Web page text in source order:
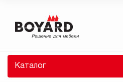
Каталог
Восстановление пароля
высланы вам по E-Mail.